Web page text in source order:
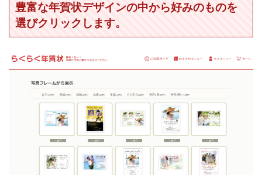
豊富な年賀状デザインの中から好みのものを
選びクリックします。